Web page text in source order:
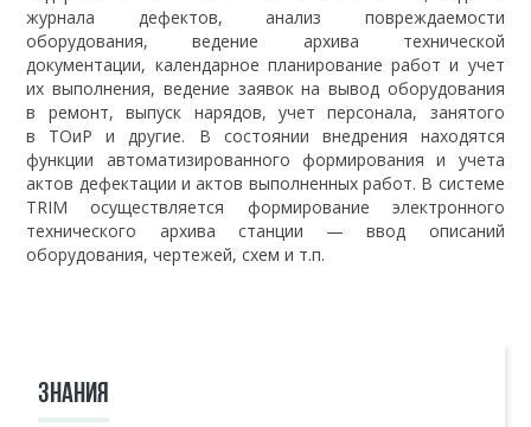
журнала дефектов, анализ повреждаемости
оборудования, ведение архива технической
документации, календарное планирование работ и учет
их выполнения, ведение заявок на вывод оборудования
в ремонт, выпуск нарядов, учет персонала, занятого
в ТОиР и другие. В состоянии внедрения находятся
функции автоматизированного формирования и учета
актов дефектации и актов выполненных работ. В системе
TRIM осуществляется формирование электронного
технического архива станции — ввод описаний
оборудования, чертежей, схем и т.п.
ЗНАНИЯ